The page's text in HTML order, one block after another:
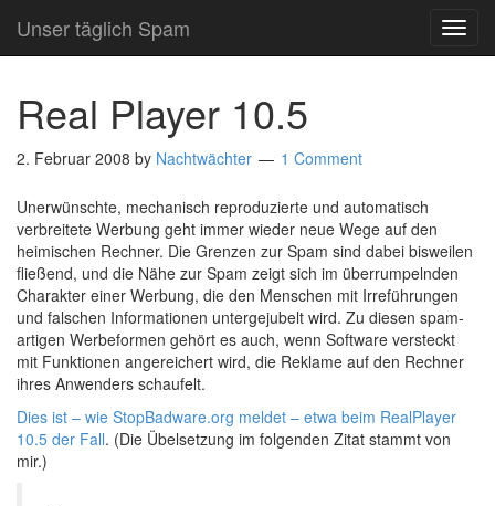
Unser täglich Spam
Real Player 10.5
2. Februar 2008 by Nachtwächter 1 Comment
Unerwünschte, mechanisch reproduzierte und automatisch
verbreitete Werbung geht immer wieder neue Wege auf den
heimischen Rechner. Die Grenzen zur Spam sind dabei bisweilen
fließend, und die Nähe zur Spam zeigt sich im überrumpelnden
Charakter einer Werbung, die den Menschen mit Irreführungen
und falschen Informationen untergejubelt wird. Zu diesen spam-
artigen Werbeformen gehört es auch, wenn Software versteckt
mit Funktionen angereichert wird, die Reklame auf den Rechner
ihres Anwenders schaufelt.
Dies ist – wie StopBadware.org meldet – etwa beim RealPlayer
10.5 der Fall. (Die Übelsetzung im folgenden Zitat stammt von
mir.)